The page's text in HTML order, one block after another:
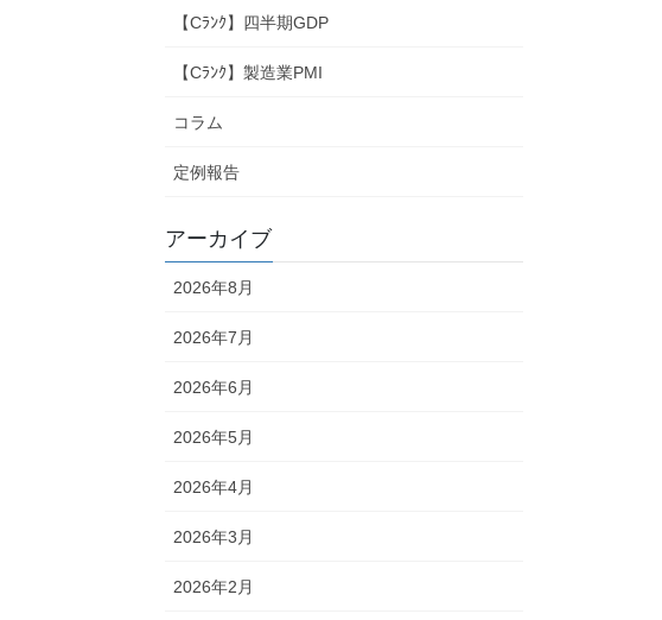
【Cﾗﾝｸ】四半期GDP
【Cﾗﾝｸ】製造業PMI
コラム
定例報告
アーカイブ
2026年8月
2026年7月
2026年6月
2026年5月
2026年4月
2026年3月
2026年2月